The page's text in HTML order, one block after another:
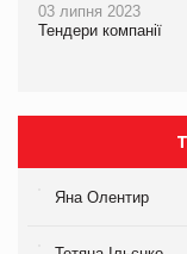
03 липня 2023
Тендери компанії
Яна Олентир